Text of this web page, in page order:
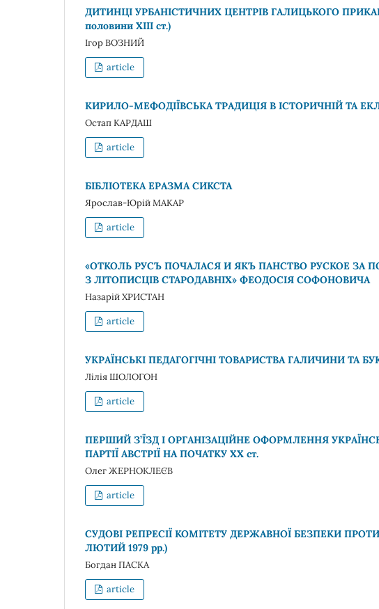
ДИТИНЦІ УРБАНІСТИЧНИХ ЦЕНТРІВ ГАЛИЦЬКОГО
половини ХІІІ ст.)
Ігор ВОЗНИЙ
article
КИРИЛО-МЕФОДІЇВСЬКА ТРАДИЦІЯ В ІСТОРИЧНІЙ ТА
Остап КАРДАШ
article
БІБЛІОТЕКА ЕРАЗМА СИКСТА
Ярослав-Юрій МАКАР
article
«ОТКОЛЬ РУСЪ ПОЧАЛАСЯ И ЯКЪ ПАНСТВО РУСКОЕ ЗА
З ЛІТОПИСЦІВ СТАРОДАВНІХ» ФЕОДОСІЯ СОФОНОВИЧА
Назарій ХРИСТАН
article
УКРАЇНСЬКІ ПЕДАГОГІЧНІ ТОВАРИСТВА ГАЛИЧИНИ ТА
Лілія ШОЛОГОН
article
ПЕРШИЙ З’ЇЗД І ОРГАНІЗАЦІЙНЕ ОФОРМЛЕННЯ
ПАРТІЇ АВСТРІЇ НА ПОЧАТКУ ХХ ст.
Олег ЖЕРНОКЛЕЄВ
article
СУДОВІ РЕПРЕСІЇ КОМІТЕТУ ДЕРЖАВНОЇ БЕЗПЕКИ
ЛЮТИЙ 1979 рр.)
Богдан ПАСКА
article